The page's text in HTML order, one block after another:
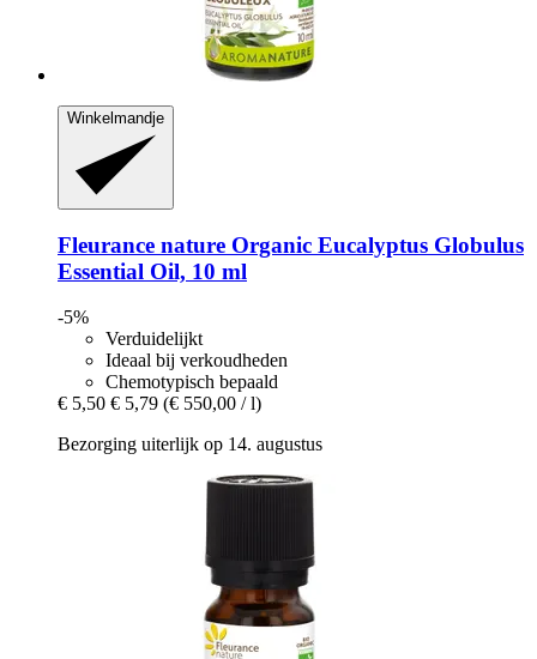
Winkelmandje
Fleurance nature Organic Eucalyptus Globulus
Essential Oil, 10 ml
-5%
Verduidelijkt
Ideaal bij verkoudheden
Chemotypisch bepaald
€ 5,50 € 5,79 (€ 550,00 / l)
Bezorging uiterlijk op 14. augustus